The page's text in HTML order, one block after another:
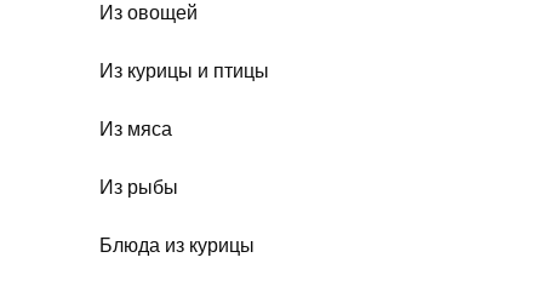
Из овощей
Из курицы и птицы
Из мяса
Из рыбы
Блюда из курицы